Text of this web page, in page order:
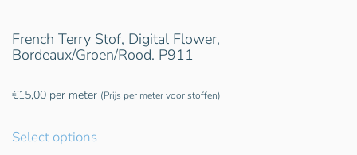
French Terry Stof, Digital Flower,
Bordeaux/Groen/Rood. P911
€15,00 per meter (Prijs per meter voor stoffen)
Select options